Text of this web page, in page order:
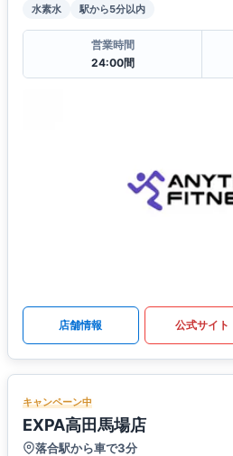
水素水
駅から5分以内
営業時間
24:00間
店舗情報 公式サイト
キャンペーン中
EXPA高田馬場店
落合駅から車で3分